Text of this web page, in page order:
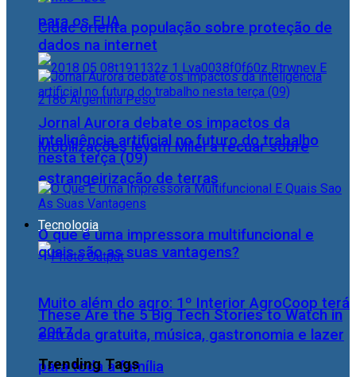
para os EUA
Mobilizações levam Milei a recuar sobre
estrangeirização de terras
Tecnologia
Muito além do agro: 1º Interior AgroCoop terá
entrada gratuita, música, gastronomia e lazer
para toda a família
Cidac orienta população sobre proteção de
dados na internet
Jornal Aurora debate os impactos da
inteligência artificial no futuro do trabalho
nesta terça (09)
O que é uma impressora multifuncional e
quais são as suas vantagens?
These Are the 5 Big Tech Stories to Watch in
2017
Trending Tags